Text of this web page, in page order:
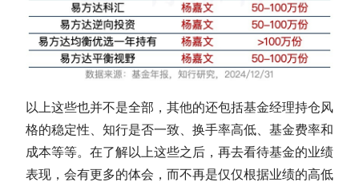
以上这些也并不是全部，其他的还包括基金经理持仓风
格的稳定性、知行是否一致、换手率高低、基金费率和
成本等等。在了解以上这些之后，再去看待基金的业绩
表现，会有更多的体会，而不再是仅仅根据业绩的高低